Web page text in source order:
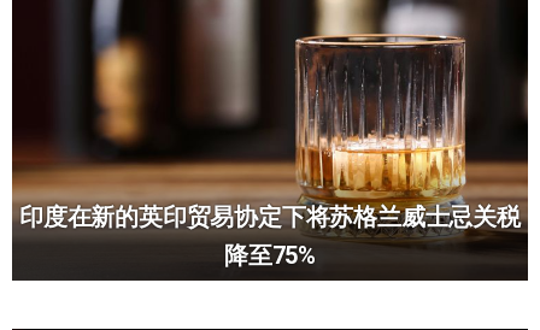
印度在新的英印贸易协定下将苏格兰威士忌关税
降至75%